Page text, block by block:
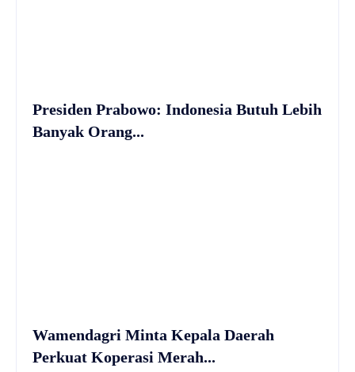
Presiden Prabowo: Indonesia Butuh Lebih
Banyak Orang...
Wamendagri Minta Kepala Daerah
Perkuat Koperasi Merah...